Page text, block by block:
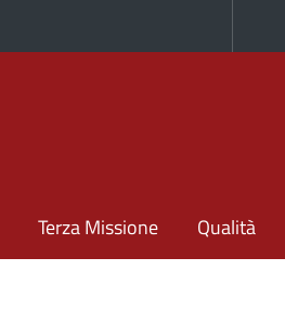
Terza Missione Qualità